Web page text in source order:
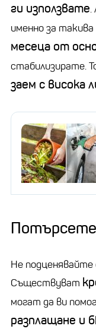
ги използвате.
именно за
месеца от
стабилизирате.
заем с висока
Не подценявайте
Съществуват
могат да ви
разплащане и